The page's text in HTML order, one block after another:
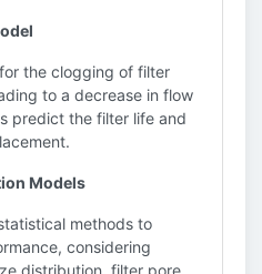
the clogging of filter
to a decrease in flow
predict the filter life and
Models
methods to
considering
distribution, filter pore